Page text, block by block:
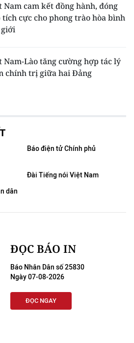
Nam cam kết đồng hành, đóng
tích cực cho phong trào hòa bình
Nam-Lào tăng cường hợp tác lý
chính trị giữa hai Đảng
Báo điện tử Chính phủ
Đài Tiếng nói Việt Nam
dân
ĐỌC BÁO IN
Báo Nhân Dân số 25830
Ngày 07-08-2026
ĐỌC NGAY